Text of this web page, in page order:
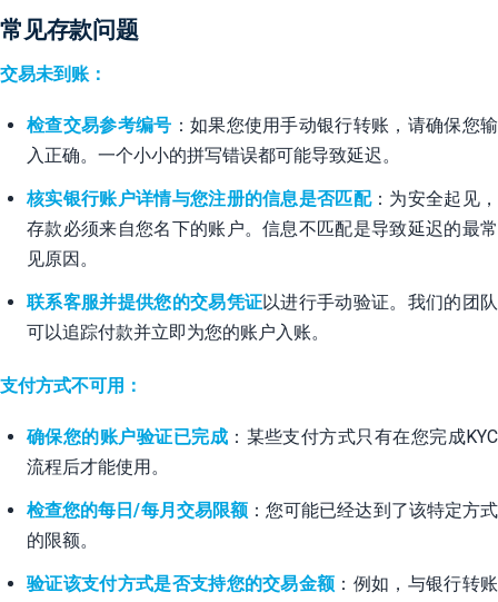
常见存款问题
交易未到账：
检查交易参考编号 ：如果您使用手动银行转账，请确保您输
入正确。一个小小的拼写错误都可能导致延迟。
核实银行账户详情与您注册的信息是否匹配：为安全起见，
存款必须来自您名下的账户。信息不匹配是导致延迟的最常
见原因。
联系客服并提供您的交易凭证以进行手动验证。我们的团队
可以追踪付款并立即为您的账户入账。
支付方式不可用：
确保您的账户验证已完成 ：某些支付方式只有在您完成KYC
流程后才能使用。
检查您的每日/每月交易限额 ：您可能已经达到了该特定方式
的限额。
验证该支付方式是否支持您的交易金额 ：例如，与银行转账